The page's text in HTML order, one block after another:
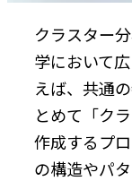
クラスター
学において
えば、共通
とめて「ク
作成するプ
の構造やパ